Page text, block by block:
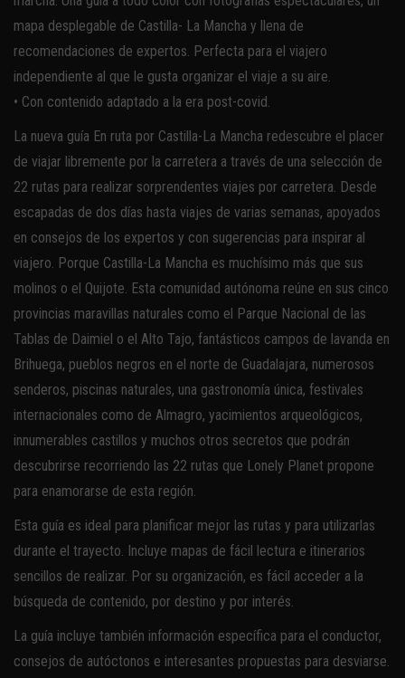
mapa desplegable de Castilla- La Mancha y llena de
recomendaciones de expertos. Perfecta para el viajero
independiente al que le gusta organizar el viaje a su aire.
• Con contenido adaptado a la era post-covid.
La nueva guía En ruta por Castilla-La Mancha redescubre el placer
de viajar libremente por la carretera a través de una selección de
22 rutas para realizar sorprendentes viajes por carretera. Desde
escapadas de dos días hasta viajes de varias semanas, apoyados
en consejos de los expertos y con sugerencias para inspirar al
viajero. Porque Castilla-La Mancha es muchísimo más que sus
molinos o el Quijote. Esta comunidad autónoma reúne en sus cinco
provincias maravillas naturales como el Parque Nacional de las
Tablas de Daimiel o el Alto Tajo, fantásticos campos de lavanda en
Brihuega, pueblos negros en el norte de Guadalajara, numerosos
senderos, piscinas naturales, una gastronomía única, festivales
internacionales como de Almagro, yacimientos arqueológicos,
innumerables castillos y muchos otros secretos que podrán
descubrirse recorriendo las 22 rutas que Lonely Planet propone
para enamorarse de esta región.
Esta guía es ideal para planificar mejor las rutas y para utilizarlas
durante el trayecto. Incluye mapas de fácil lectura e itinerarios
sencillos de realizar. Por su organización, es fácil acceder a la
búsqueda de contenido, por destino y por interés.
La guía incluye también información específica para el conductor,
consejos de autóctonos e interesantes propuestas para desviarse.